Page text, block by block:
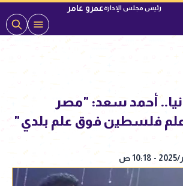
رئيس مجلس الإدارةعمرو عامر
أحمد سعد: "مصر
فلسطين فوق علم بلدي"